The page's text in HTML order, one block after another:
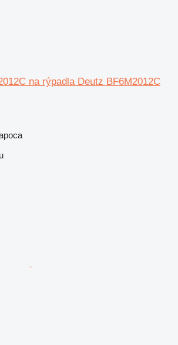
na rýpadla Deutz BF6M2012C